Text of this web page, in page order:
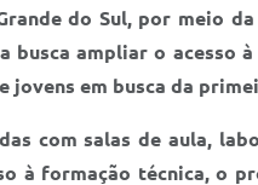
do Sul, por meio
busca ampliar o
jovens em busca da
com salas de aula,
à formação técnica, o